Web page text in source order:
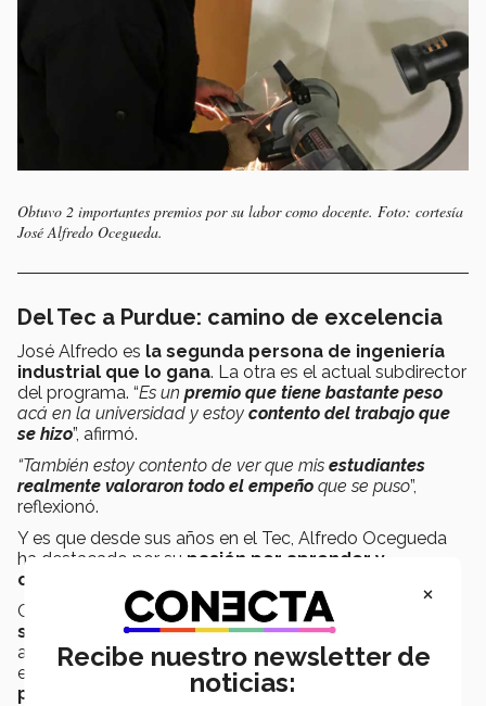
Obtuvo 2 importantes premios por su labor como docente. Foto: cortesía
José Alfredo Ocegueda.
Del Tec a Purdue: camino de excelencia
José Alfredo es la segunda persona de ingeniería
industrial que lo gana. La otra es el actual subdirector
del programa. “Es un premio que tiene bastante peso
acá en la universidad y estoy contento del trabajo que
se hizo”, afirmó.
“También estoy contento de ver que mis estudiantes
realmente valoraron todo el empeño que se puso”,
reflexionó.
Y es que desde sus años en el Tec, Alfredo Ocegueda
ha destacado por su pasión por aprender y
compartir conocimiento
Consideró que su logro se construyó a partir de una
sólida preparación académica, del
acompañamiento de mentores como Patrick Brunese y
el profesor Ramsés Martínez, además de su
por enseñar
×
Recibe nuestro newsletter de
noticias: